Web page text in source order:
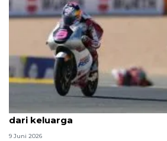
Veda Ega pulang sejenak
dari keluarga
9 Juni 2026